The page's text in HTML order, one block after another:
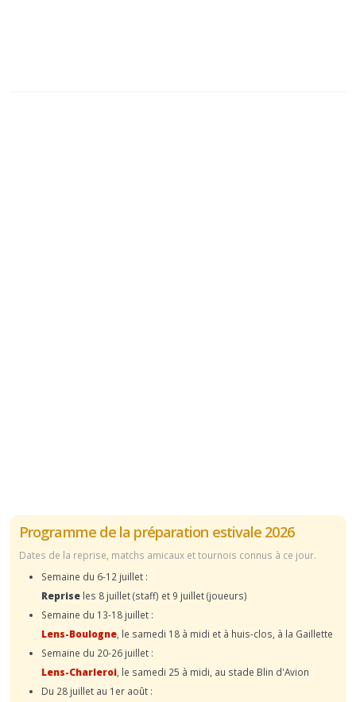
Programme de la préparation estivale 2026
Dates de la reprise, matchs amicaux et tournois connus à ce jour.
Semaine du 6-12 juillet :
Reprise les 8 juillet (staff) et 9 juillet (joueurs)
Semaine du 13-18 juillet :
Lens-Boulogne , le samedi 18 à midi et à huis-clos, à la Gaillette
Semaine du 20-26 juillet :
Lens-Charleroi , le samedi 25 à midi, au stade Blin d'Avion
Du 28 juillet au 1er août :